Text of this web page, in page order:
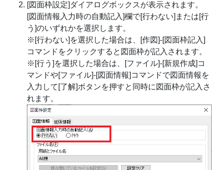
[図面枠設定]ダイアログボックスが表示されます。
[図面情報入力時の自動記入]欄で[行わない]または[行
う]のいずれかを選択します。
※[行わない]を選択した場合は、[作図]-[図面枠記入]
コマンドをクリックすると図面枠が記入されます。
※[行う]を選択した場合は、[ファイル]-[新規作成]コ
マンドや[ファイル]-[図面情報]コマンドで図面情報を
入力して[了解]ボタンを押すと同時に図面枠が記入さ
れます。